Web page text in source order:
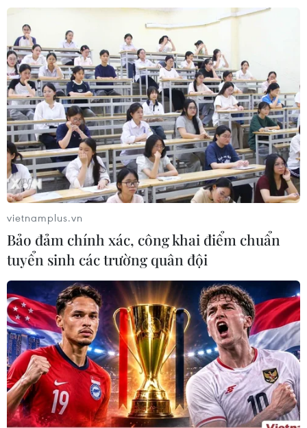
Đà Nẵng: Chăm lo, hỗ trợ cho người lao
động dịp Tết Quý Mão
Liên đoàn Lao động thành phố Đà Nẵng trao 12.500
suất quà Tết cho cán bộ, người lao động có hoàn cảnh
khó khăn; tổ chức chợ quê Tết, chuyến xe công đoàn
thường niên đưa lao động về quê đón Tết.
vietnamplus.vn
Bảo đảm chính xác, công khai điểm chuẩn
tuyển sinh các trường quân đội